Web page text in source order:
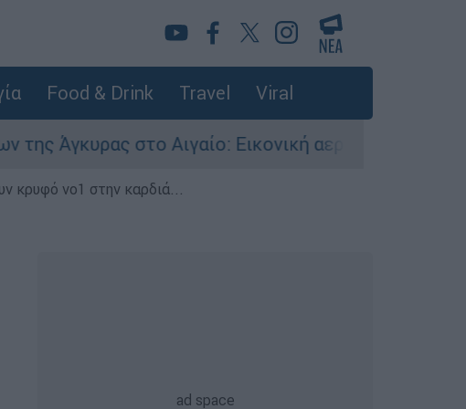
Food & Drink Travel Viral
Αιγαίο: Εικονική αερομαχία ανάμεσα σε
κρυφό νο1 στην καρδιά...